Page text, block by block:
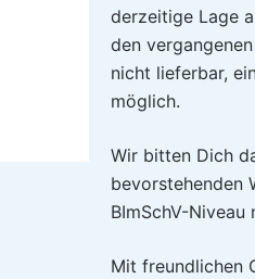
derzeitige Lage
den
nicht lieferbar,
möglich.
Wir bitten Dich
bevorstehenden
BImSchV-
Mit freundlichen